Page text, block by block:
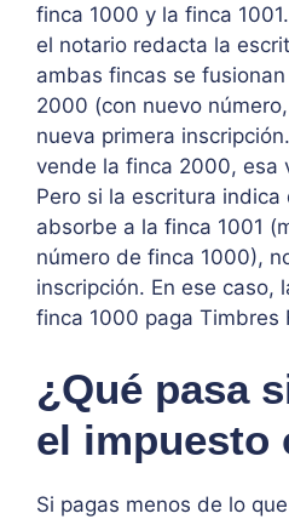
finca 1000 y la finca
el notario redacta la
ambas fincas se
2000 (con nuevo
nueva primera
vende la finca 2000, esa
Pero si la escritura
absorbe a la finca 1001
número de finca 1000),
inscripción. En ese caso,
finca 1000 paga Timbres
¿Qué pasa
el impuesto
Si pagas menos de lo